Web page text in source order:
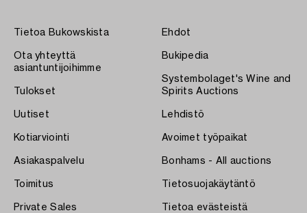
Tietoa Bukowskista
Ota yhteyttä
asiantuntijoihimme
Tulokset
Uutiset
Kotiarviointi
Asiakaspalvelu
Toimitus
Private Sales
Ehdot
Bukipedia
Systembolaget's Wine and
Spirits Auctions
Lehdistö
Avoimet työpaikat
Bonhams - All auctions
Tietosuojakäytäntö
Tietoa evästeistä